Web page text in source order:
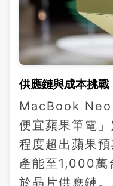
供應鏈與成本挑戰
MacBook Neo
便宜蘋果筆電
程度超出蘋果
產能至1,000萬
於晶片供應鏈